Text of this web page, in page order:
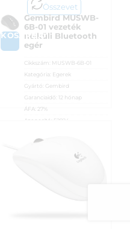
Összevet
KOSÁRBA
Gembird MUSWB-
6B-01 vezeték
nélküli Bluetooth
egér
Cikkszám: MUSWB-6B-01
Kategória: Egerek
Gyártó: Gembird
Garanciaidő: 12 hónap
ÁFA:
27%
Azonosító:
52924
2 890